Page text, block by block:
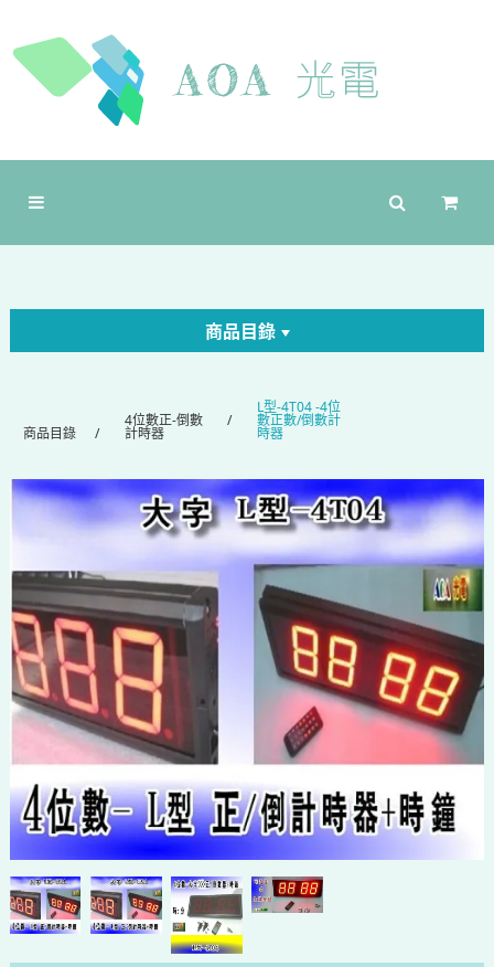
商品目錄
商品目錄
4位數正-倒數
計時器
L型-4T04 -4位
數正數/倒數計
時器